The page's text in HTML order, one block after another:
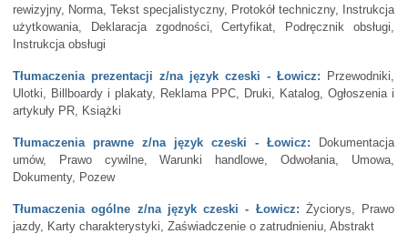
rewizyjny, Norma, Tekst specjalistyczny, Protokół techniczny, Instrukcja
użytkowania, Deklaracja zgodności, Certyfikat, Podręcznik obsługi,
Instrukcja obsługi
Tłumaczenia prezentacji z/na język czeski - Łowicz: Przewodniki,
Ulotki, Billboardy i plakaty, Reklama PPC, Druki, Katalog, Ogłoszenia i
artykuły PR, Książki
Tłumaczenia prawne z/na język czeski - Łowicz: Dokumentacja
umów, Prawo cywilne, Warunki handlowe, Odwołania, Umowa,
Dokumenty, Pozew
Tłumaczenia ogólne z/na język czeski - Łowicz: Życiorys, Prawo
jazdy, Karty charakterystyki, Zaświadczenie o zatrudnieniu, Abstrakt